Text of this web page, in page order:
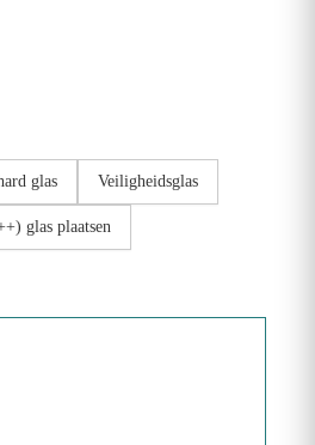
glas Veiligheidsglas
glas plaatsen